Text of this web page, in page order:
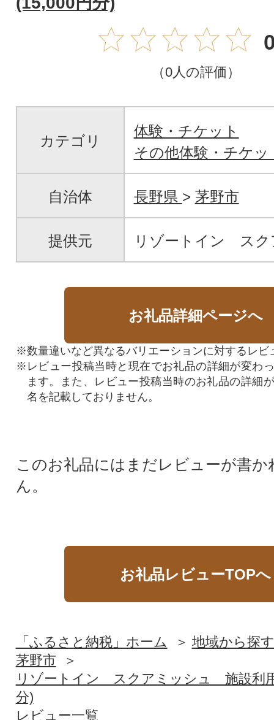
（0人の評価）
カテゴリ
体験・チケット
その他体験・チケッ
自治体 長野県 > 茅野市
提供元 リゾートイン スク
お礼品詳細ページへ
※数量違いなど異なるバリエーションに対するレビ
※レビュー投稿当時と現在でお礼品の詳細が変わ
ます。また、レビュー投稿当時のお礼品の詳細
名を記載しておりません。
このお礼品にはまだレビューが書か
ん。
お礼品レビューTOPへ
「ふるさと納税」ホーム
地域から探す
茅野市
リゾートイン スクアミッシュ 施設利
分)
レビュー一覧